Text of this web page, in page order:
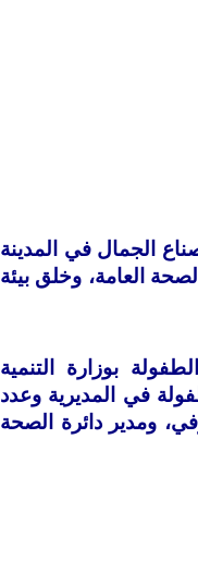
الجمال في المدينة
العامة، وخلق بيئة
بوزارة التنمية
في المديرية وعدد
ومدير دائرة الصحة